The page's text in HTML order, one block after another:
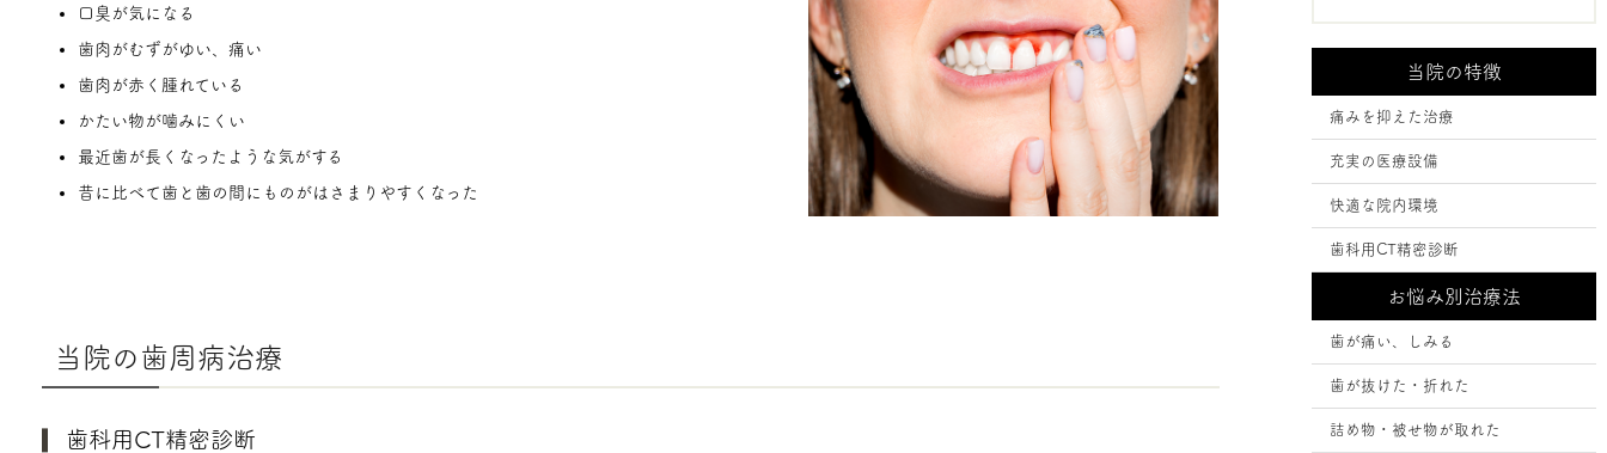
口臭が気になる
歯肉がむずがゆい、痛い
歯肉が赤く腫れている
かたい物が噛みにくい
最近歯が長くなったような気がする
昔に比べて歯と歯の間にものがはさまりやすくなった
当院の歯周病治療
歯科用CT精密診断
当院の特徴
痛みを抑えた治療
充実の医療設備
快適な院内環境
歯科用CT精密診断
お悩み別治療法
歯が痛い、しみる
歯が抜けた・折れた
詰め物・被せ物が取れた